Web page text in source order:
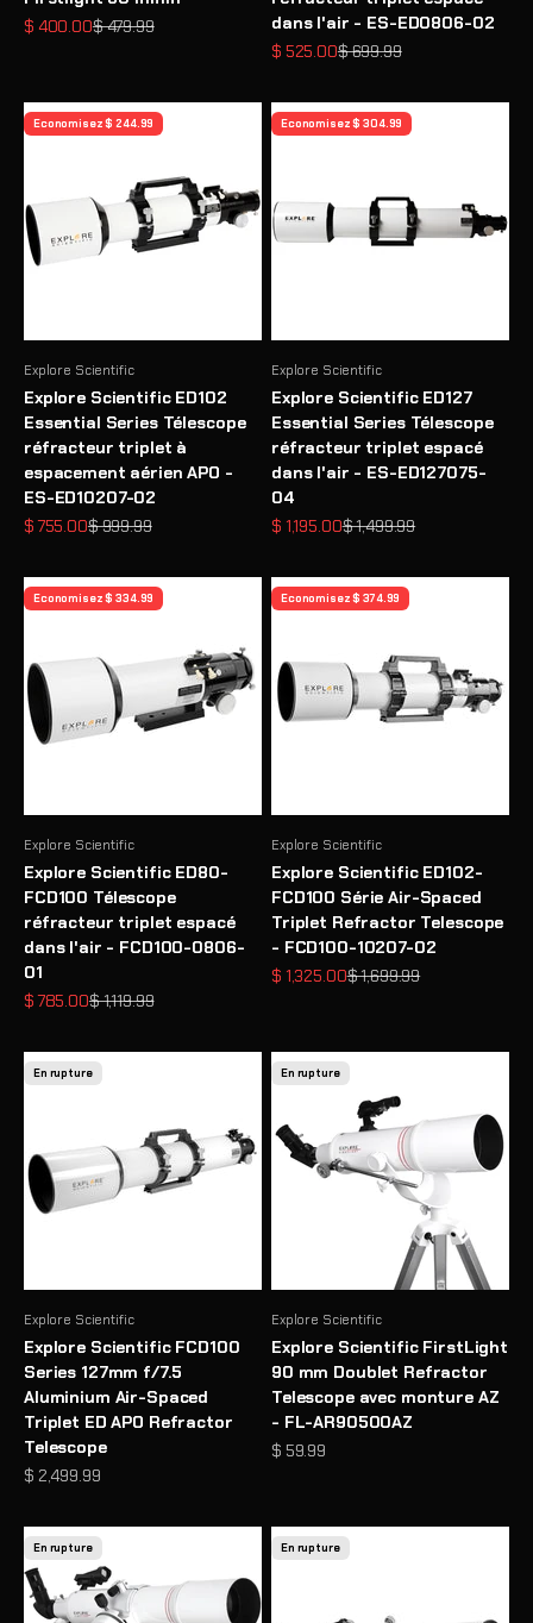
Prix de vente
$ 400.00Prix normal
$ 479.99
dans l'air - ES-ED0806-02
Prix de vente
$ 525.00Prix normal
$ 699.99
Economisez $ 244.99
Explore Scientific
Explore Scientific ED102
Essential Series Télescope
réfracteur triplet à
espacement aérien APO -
ES-ED10207-02
Prix de vente
$ 755.00Prix normal
$ 999.99
Economisez $ 304.99
Explore Scientific
Explore Scientific ED127
Essential Series Télescope
réfracteur triplet espacé
dans l'air - ES-ED127075-
04
Prix de vente
$ 1,195.00Prix normal
$ 1,499.99
Economisez $ 334.99
Explore Scientific
Explore Scientific ED80-
FCD100 Télescope
réfracteur triplet espacé
dans l'air - FCD100-0806-
01
Prix de vente
$ 785.00Prix normal
$ 1,119.99
Economisez $ 374.99
Explore Scientific
Explore Scientific ED102-
FCD100 Série Air-Spaced
Triplet Refractor Telescope
- FCD100-10207-02
Prix de vente
$ 1,325.00Prix normal
$ 1,699.99
En rupture
Explore Scientific
Explore Scientific FCD100
Series 127mm f/7.5
Aluminium Air-Spaced
Triplet ED APO Refractor
Telescope
Prix de vente
$ 2,499.99
En rupture
Explore Scientific
Explore Scientific FirstLight
90 mm Doublet Refractor
Telescope avec monture AZ
- FL-AR90500AZ
Prix de vente
$ 59.99
En rupture En rupture